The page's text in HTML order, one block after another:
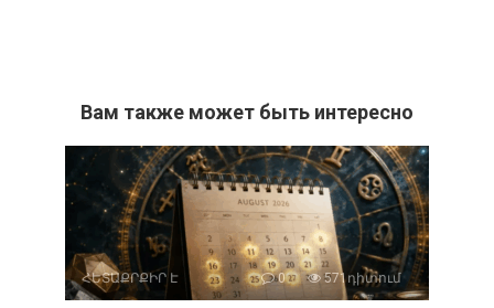
Вам также может быть интересно
ՀԵՏԱՔՐՔԻՐ Է 0 571դիտում